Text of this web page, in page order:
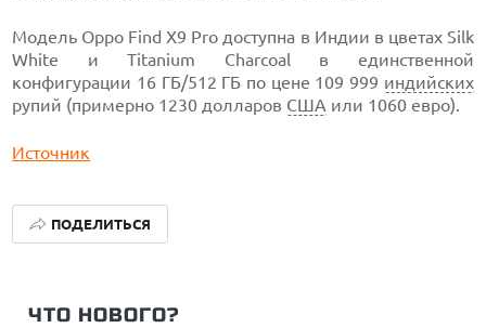
Модель Oppo Find X9 Pro доступна в Индии в цветах Silk
White и Titanium Charcoal в единственной
конфигурации 16 ГБ/512 ГБ по цене 109 999 индийских
рупий (примерно 1230 долларов США или 1060 евро).
Источник
ПОДЕЛИТЬСЯ
ЧТО НОВОГО?